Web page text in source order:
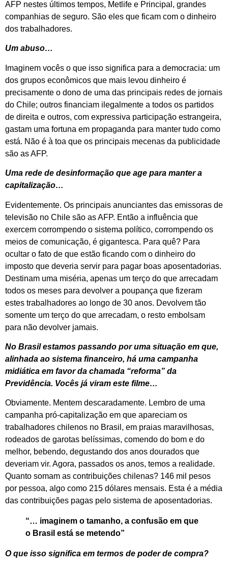
AFP nestes últimos tempos, Metlife e Principal, grandes
companhias de seguro. São eles que ficam com o dinheiro
dos trabalhadores.
Um abuso…
Imaginem vocês o que isso significa para a democracia: um
dos grupos econômicos que mais levou dinheiro é
precisamente o dono de uma das principais redes de jornais
do Chile; outros financiam ilegalmente a todos os partidos
de direita e outros, com expressiva participação estrangeira,
gastam uma fortuna em propaganda para manter tudo como
está. Não é à toa que os principais mecenas da publicidade
são as AFP.
Uma rede de desinformação que age para manter a
capitalização…
Evidentemente. Os principais anunciantes das emissoras de
televisão no Chile são as AFP. Então a influência que
exercem corrompendo o sistema político, corrompendo os
meios de comunicação, é gigantesca. Para quê? Para
ocultar o fato de que estão ficando com o dinheiro do
imposto que deveria servir para pagar boas aposentadorias.
Destinam uma miséria, apenas um terço do que arrecadam
todos os meses para devolver a poupança que fizeram
estes trabalhadores ao longo de 30 anos. Devolvem tão
somente um terço do que arrecadam, o resto embolsam
para não devolver jamais.
No Brasil estamos passando por uma situação em que,
alinhada ao sistema financeiro, há uma campanha
midiática em favor da chamada “reforma” da
Previdência. Vocês já viram este filme…
Obviamente. Mentem descaradamente. Lembro de uma
campanha pró-capitalização em que apareciam os
trabalhadores chilenos no Brasil, em praias maravilhosas,
rodeados de garotas belíssimas, comendo do bom e do
melhor, bebendo, degustando dos anos dourados que
deveriam vir. Agora, passados os anos, temos a realidade.
Quanto somam as contribuições chilenas? 146 mil pesos
por pessoa, algo como 215 dólares mensais. Esta é a média
das contribuições pagas pelo sistema de aposentadorias.
“… imaginem o tamanho, a confusão em que
o Brasil está se metendo”
O que isso significa em termos de poder de compra?